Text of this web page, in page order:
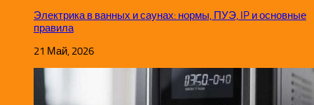
Электрика в ванных и саунах: нормы, ПУЭ, IP и основные
правила
21 Май, 2026